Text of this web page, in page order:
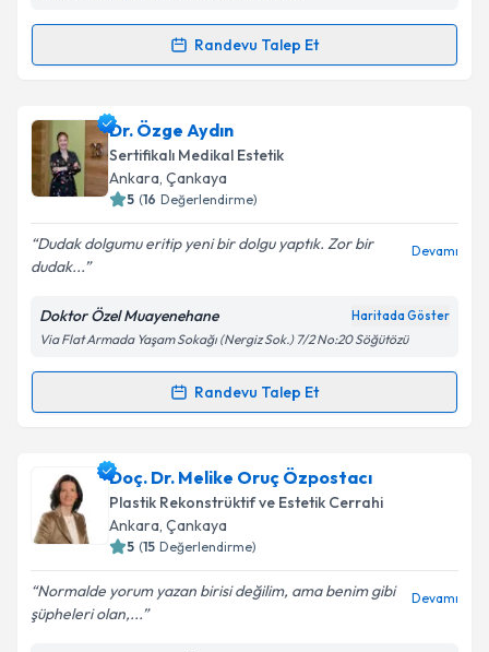
kapsamda işlenmesini kabul ediyorum.
Randevu Talep Et
Randevu Takvimi Talebi
Op. Dr. Hasan Ateşiçin randevu takvimi talebi
oluşturun. Size bu uzmandan randevu almanız için bir
takvim hazırlandığında e-posta ile bilgilendireceğiz.
Kişisel verilerimin işlenmesine ilişkin
Aydınlatma
Metni'ni okudum ve kişisel verilerimin belirtilen
kapsamda işlenmesini kabul ediyorum.
Dr. Özge Aydın
Sertifikalı Medikal Estetik
Ankara, Çankaya
5 (16 Değerlendirme)
Dudak dolgumu eritip yeni bir dolgu yaptık. Zor bir
dudak...
Devamı
Doktor Özel Muayenehane Haritada Göster
Via Flat Armada Yaşam Sokağı (Nergiz Sok.) 7/2 No:20 Söğütözü
Randevu Talep Et
Randevu Takvimi Talebi
Dr. Özge Aydıniçin randevu takvimi talebi oluşturun.
Size bu uzmandan randevu almanız için bir takvim
hazırlandığında e-posta ile bilgilendireceğiz.
Doç. Dr. Melike Oruç Özpostacı
Plastik Rekonstrüktif ve Estetik Cerrahi
Ankara, Çankaya
5 (15 Değerlendirme)
Normalde yorum yazan birisi değilim, ama benim gibi
şüpheleri olan,...
Devamı